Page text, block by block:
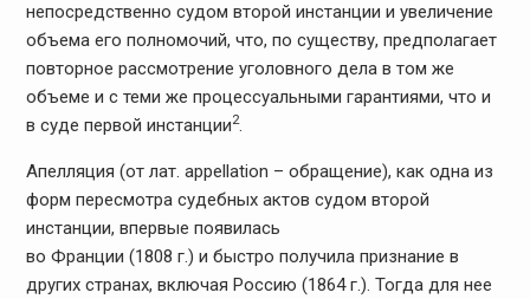
непосредственно судом второй инстанции и увеличение
объема его полномочий, что, по существу, предполагает
повторное рассмотрение уголовного дела в том же
объеме и с теми же процессуальными гарантиями, что и
в суде первой инстанции2.
Апелляция (от лат. аppellation – обращение), как одна из
форм пересмотра судебных актов судом второй
инстанции, впервые появилась
во Франции (1808 г.) и быстро получила признание в
других странах, включая Россию (1864 г.). Тогда для нее